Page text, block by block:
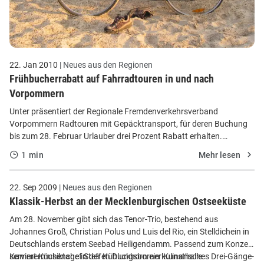
22. Jan 2010 | Neues aus den Regionen
Frühbucherrabatt auf Fahrradtouren in und nach
Vorpommern
Unter präsentiert der Regionale Fremdenverkehrsverband
Vorpommern Radtouren mit Gepäcktransport, für deren Buchung
bis zum 28. Februar Urlauber drei Prozent Rabatt erhalten.
wählen. Die achttägige Route startet in der Hansestadt Lübeck und
führt zu imposanten Backsteinbauten wie St. Marien und St.
Georgen in der Hanse- und Welterbestadt Wismar bis in das
Ostseebad Boltenhagen, das unter anderem mit einem
Buddelschiffmuseum, einer mit vielen Läden übersäten Promenade
und einer rund 300 Meter langen Seebrücke aufwartet. Durch die
Kühlung, eine Wald- und talreiche Landschaft aus der
Weichselkaltzeit, führt der Weg in das Ostseebad Kühlungsborn.
Hier genießen Radler an der Marina Hafen-Flair bei Fischbrötchen
1 min Mehr lesen
22. Sep 2009 | Neues aus den Regionen
Klassik-Herbst an der Mecklenburgischen Ostseeküste
Am 28. November gibt sich das Tenor-Trio, bestehend aus
Johannes Groß, Christian Polus und Luis del Rio, ein Stelldichein in
Deutschlands erstem Seebad Heiligendamm. Passend zum Konzert
serviert Küchenchef Steffen Duckhorn ein kulinarisches Drei-Gänge-
Kammermusiktage in der Kühlungsborner Kunsthalle